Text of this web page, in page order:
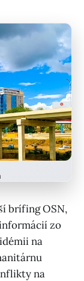
brífing OSN,
zo
na
na